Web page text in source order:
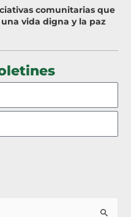
comunitarias que
vida digna y la paz